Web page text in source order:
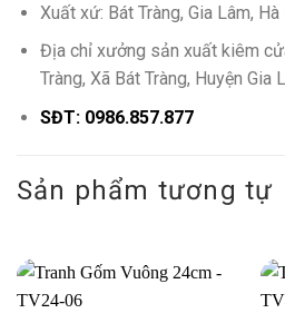
Xuất xứ: Bát Tràng, Gia Lâm, Hà
Địa chỉ xưởng sản xuất kiêm
Tràng, Xã Bát Tràng, Huyện Gia
SĐT: 0986.857.877
Sản phẩm tương tự